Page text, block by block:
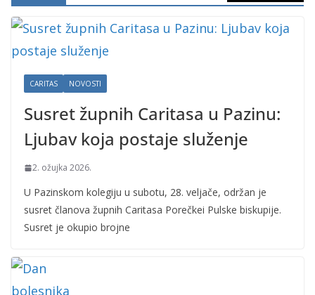
CARITAS NOVOSTI
Susret župnih Caritasa u Pazinu:
Ljubav koja postaje služenje
2. ožujka 2026.
U Pazinskom kolegiju u subotu, 28. veljače, održan je
susret članova župnih Caritasa Porečkei Pulske biskupije.
Susret je okupio brojne